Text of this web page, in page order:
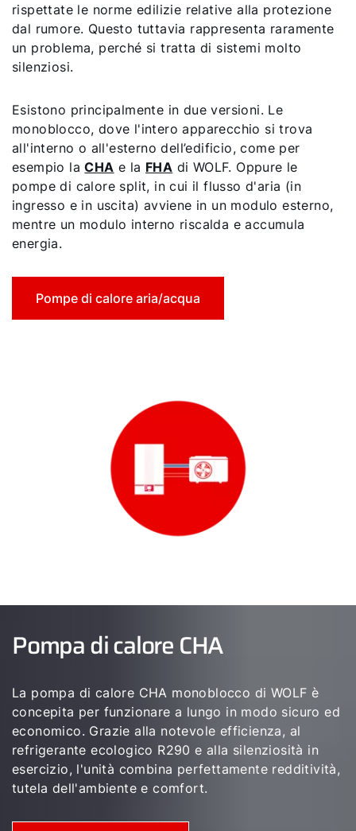
rispettate le norme edilizie relative alla protezione
dal rumore. Questo tuttavia rappresenta raramente
un problema, perché si tratta di sistemi molto
silenziosi.
Esistono principalmente in due versioni. Le
monoblocco, dove l'intero apparecchio si trova
all'interno o all'esterno dell’edificio, come per
esempio laCHA e la FHA di WOLF. Oppure le
pompe di calore split, in cui il flusso d'aria (in
ingresso e in uscita) avviene in un modulo esterno,
mentre un modulo interno riscalda e accumula
energia.
Pompe di calore aria/acqua
Pompa di calore CHA
La pompa di calore CHA monoblocco di WOLF è
concepita per funzionare a lungo in modo sicuro ed
economico. Grazie alla notevole efficienza, al
refrigerante ecologico R290 e alla silenziosità in
esercizio, l'unità combina perfettamente redditività,
tutela dell'ambiente e comfort.